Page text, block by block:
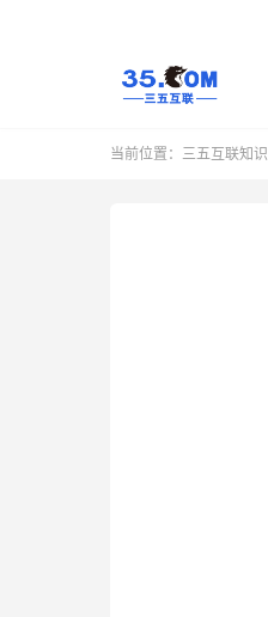
当前位置： 三五互联知